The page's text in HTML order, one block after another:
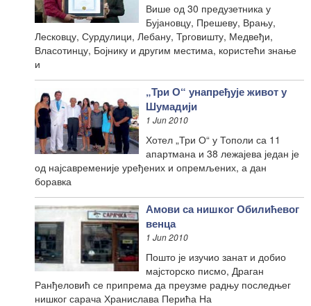
Више од 30 предузетника у
Бујановцу, Прешеву, Врању,
Лесковцу, Сурдулици, Лебану, Трговишту, Медвеђи,
Власотинцу, Бојнику и другим местима, користећи знање
и
„Три О“ унапређује живот у
Шумадији
1 Jun 2010
Хотел „Три О“ у Тополи са 11
апартмана и 38 лежајева један је
од најсавременије уређених и опремљених, а дан
боравка
Амови са нишког Обилићевог
венца
1 Jun 2010
Пошто је изучио занат и добио
мајсторско писмо, Драган
Ранђеловић се припрема да преузме радњу последњег
нишког сарача Хранислава Перића На